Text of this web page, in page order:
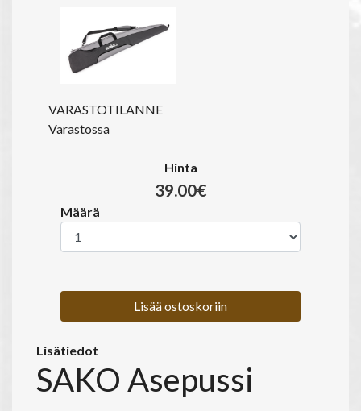
VARASTOTILANNE
Varastossa
Hinta
39.00€
Määrä
Lisää ostoskoriin
Lisätiedot
SAKO Asepussi